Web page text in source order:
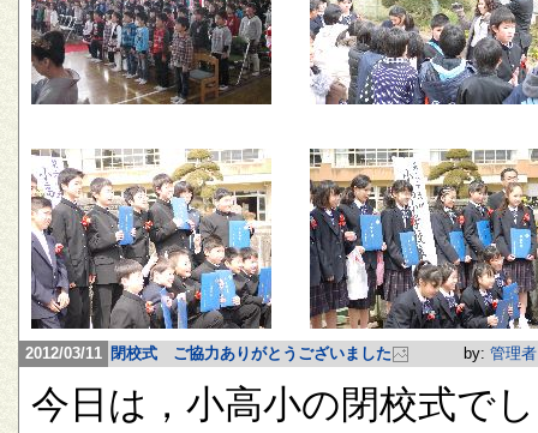
2012/03/11 閉校式 ご協力ありがとうございました by: 管理者
今日は，小高小の閉校式で